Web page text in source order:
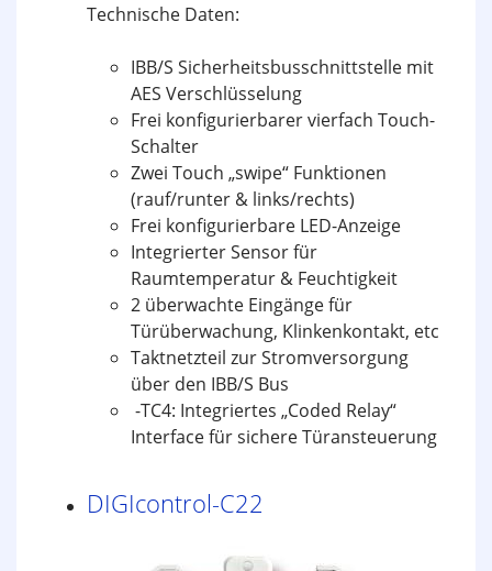
Technische Daten:
IBB/S Sicherheitsbusschnittstelle mit
AES Verschlüsselung
Frei konfigurierbarer vierfach Touch-
Schalter
Zwei Touch „swipe“ Funktionen
(rauf/runter & links/rechts)
Frei konfigurierbare LED-Anzeige
Integrierter Sensor für
Raumtemperatur & Feuchtigkeit
2 überwachte Eingänge für
Türüberwachung, Klinkenkontakt, etc
Taktnetzteil zur Stromversorgung
über den IBB/S Bus
-TC4: Integriertes „Coded Relay“
Interface für sichere Türansteuerung
DIGIcontrol-C22